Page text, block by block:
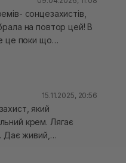
сонцезахистів,
на повтор цей! В
це поки що
Закриваю
А ще приємна шкіра
дуже
його ще і ціну - я
15.11.2025, 20:56
який
крем. Лягає
Дає живий,
Під макіяжем